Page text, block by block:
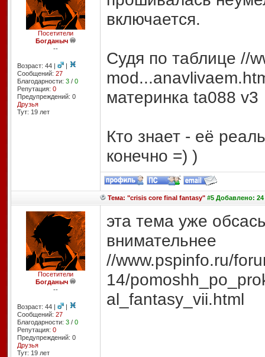
Посетители
Богданыч
--
Возраст: 44 |
|
Сообщений: 27
Благодарности: 3/ 0
Репутация: 0
Предупреждений: 0
Друзья
Тут: 19 лет
включается.
Судя по таблице //
материнка ta088 v3
Кто знает - её
конечно =) )
Тема: "crisis core final fantasy"#5 Добавлено: 24
Посетители
Богданыч
--
Возраст: 44 |
|
Сообщений: 27
Благодарности: 3/ 0
Репутация: 0
Предупреждений: 0
Друзья
Тут: 19 лет
эта тема уже
внимательнее
//www.pspinfo.ru/
14/
al_fantasy_vii.html